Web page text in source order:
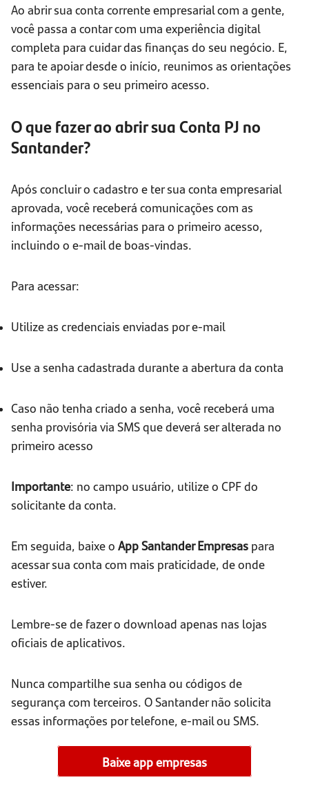
Ao abrir sua conta corrente empresarial com a gente,
você passa a contar com uma experiência digital
completa para cuidar das finanças do seu negócio. E,
para te apoiar desde o início, reunimos as orientações
essenciais para o seu primeiro acesso.
O que fazer ao abrir sua Conta PJ no
Santander?
Após concluir o cadastro e ter sua conta empresarial
aprovada, você receberá comunicações com as
informações necessárias para o primeiro acesso,
incluindo o e-mail de boas-vindas.
Para acessar:
Utilize as credenciais enviadas por e-mail
Use a senha cadastrada durante a abertura da conta
Caso não tenha criado a senha, você receberá uma
senha provisória via SMS que deverá ser alterada no
primeiro acesso
Importante: no campo usuário, utilize o CPF do
solicitante da conta.
Em seguida, baixe o App Santander Empresas para
acessar sua conta com mais praticidade, de onde
estiver.
Lembre-se de fazer o download apenas nas lojas
oficiais de aplicativos.
Nunca compartilhe sua senha ou códigos de
segurança com terceiros. O Santander não solicita
essas informações por telefone, e-mail ou SMS.
Baixe app empresas